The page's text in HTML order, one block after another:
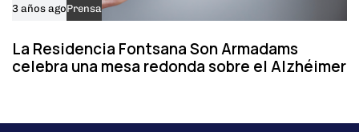
3 años agoPrensa
La Residencia Fontsana Son Armadams
celebra una mesa redonda sobre el Alzhéimer